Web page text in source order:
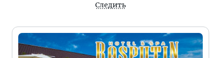
Следить